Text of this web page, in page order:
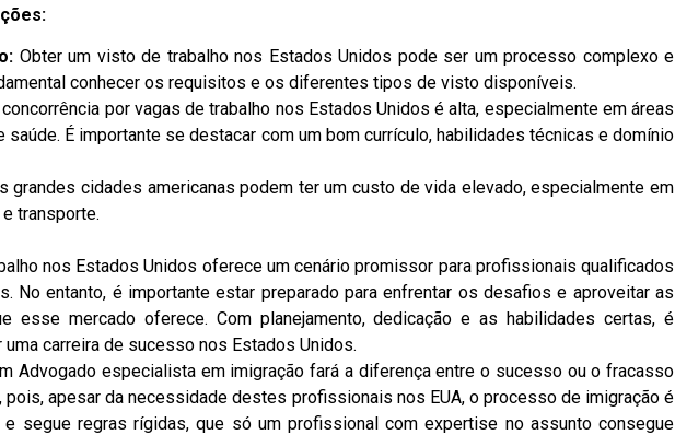
Obter um visto de trabalho nos Estados Unidos pode ser um processo complexo e
conhecer os requisitos e os diferentes tipos de visto disponíveis.
por vagas de trabalho nos Estados Unidos é alta, especialmente em áreas
saúde. É importante se destacar com um bom currículo, habilidades técnicas e domínio
grandes cidades americanas podem ter um custo de vida elevado, especialmente em
transporte.
nos Estados Unidos oferece um cenário promissor para profissionais qualificados
No entanto, é importante estar preparado para enfrentar os desafios e aproveitar as
esse mercado oferece. Com planejamento, dedicação e as habilidades certas, é
carreira de sucesso nos Estados Unidos.
Advogado especialista em imigração fará a diferença entre o sucesso ou o fracasso
pois, apesar da necessidade destes profissionais nos EUA, o processo de imigração é
segue regras rígidas, que só um profissional com expertise no assunto consegue